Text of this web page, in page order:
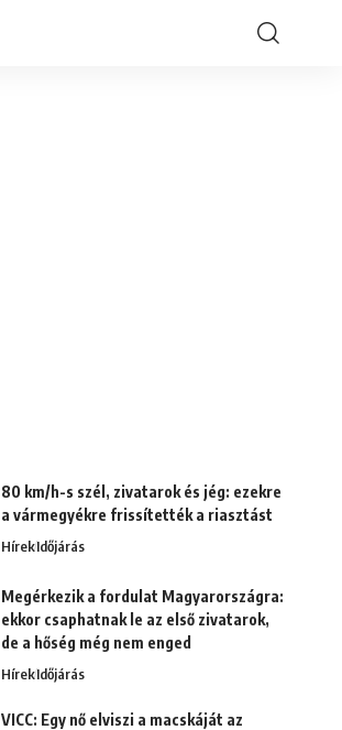
80 km/h-s szél, zivatarok és jég: ezekre
a vármegyékre frissítették a riasztást
HírekIdőjárás
Megérkezik a fordulat Magyarországra:
ekkor csaphatnak le az első zivatarok,
de a hőség még nem enged
HírekIdőjárás
VICC: Egy nő elviszi a macskáját az